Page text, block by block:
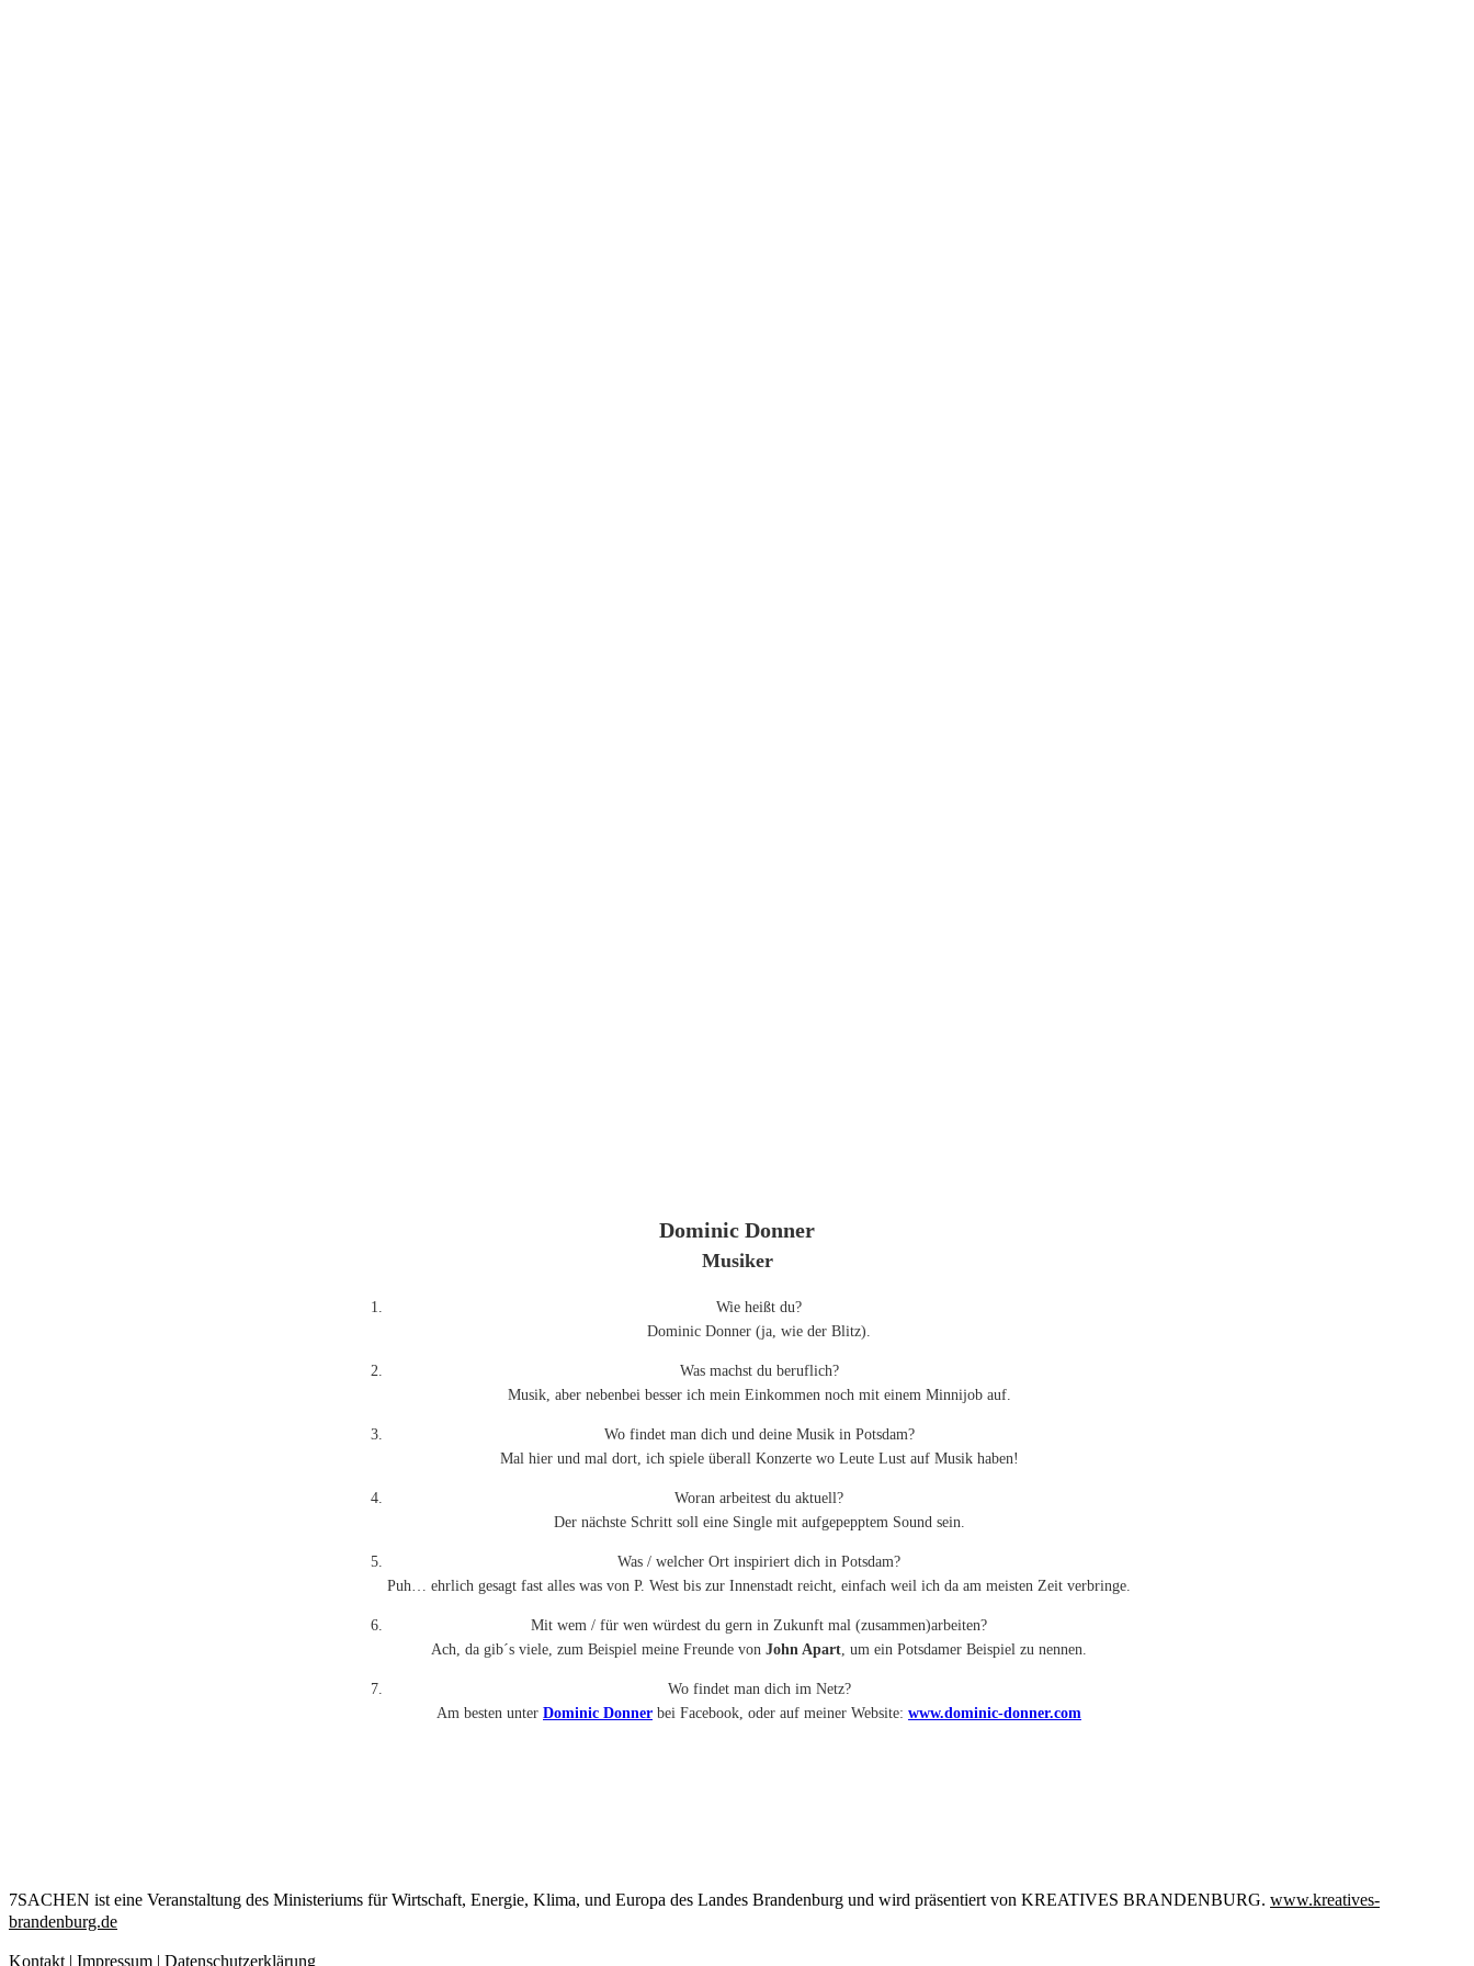
Dominic Donner
Musiker
Wie heißt du?
Dominic Donner (ja, wie der Blitz).
Was machst du beruflich?
Musik, aber nebenbei besser ich mein Einkommen noch mit einem Minnijob auf.
Wo findet man dich und deine Musik in Potsdam?
Mal hier und mal dort, ich spiele überall Konzerte wo Leute Lust auf Musik haben!
Woran arbeitest du aktuell?
Der nächste Schritt soll eine Single mit aufgepepptem Sound sein.
Was / welcher Ort inspiriert dich in Potsdam?
Puh… ehrlich gesagt fast alles was von P. West bis zur Innenstadt reicht, einfach weil ich da am meisten Zeit verbringe.
Mit wem / für wen würdest du gern in Zukunft mal (zusammen)arbeiten?
Ach, da gib´s viele, zum Beispiel meine Freunde von John Apart, um ein Potsdamer Beispiel zu nennen.
Wo findet man dich im Netz?
Am besten unter Dominic Donner bei Facebook, oder auf meiner Website: www.dominic-donner.com
7SACHEN ist eine Veranstaltung des Ministeriums für Wirtschaft, Energie, Klima, und Europa des Landes Brandenburg und wird präsentiert von KREATIVES BRANDENBURG. www.kreatives-
brandenburg.de
Kontakt | Impressum | Datenschutzerklärung